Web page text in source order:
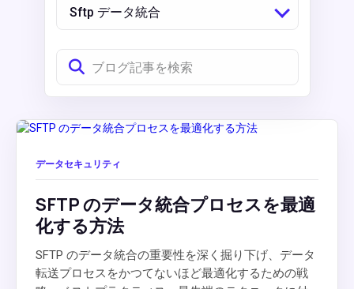
Sftp データ統合
データセキュリティ
SFTP のデータ統合プロセスを最適
化する方法
SFTP のデータ統合の重要性を深く掘り下げ、データ
転送プロセスをかつてないほど最適化するための戦